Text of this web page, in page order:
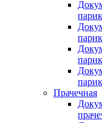
Прачечная